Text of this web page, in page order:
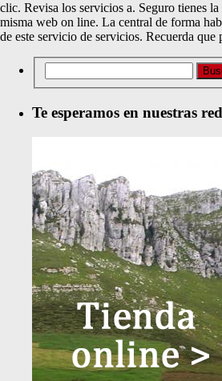
clic. Revisa los servicios a. Seguro tienes la
misma web on line. La central de forma
de este servicio de servicios. Recuerda que
Te esperamos en nuestras